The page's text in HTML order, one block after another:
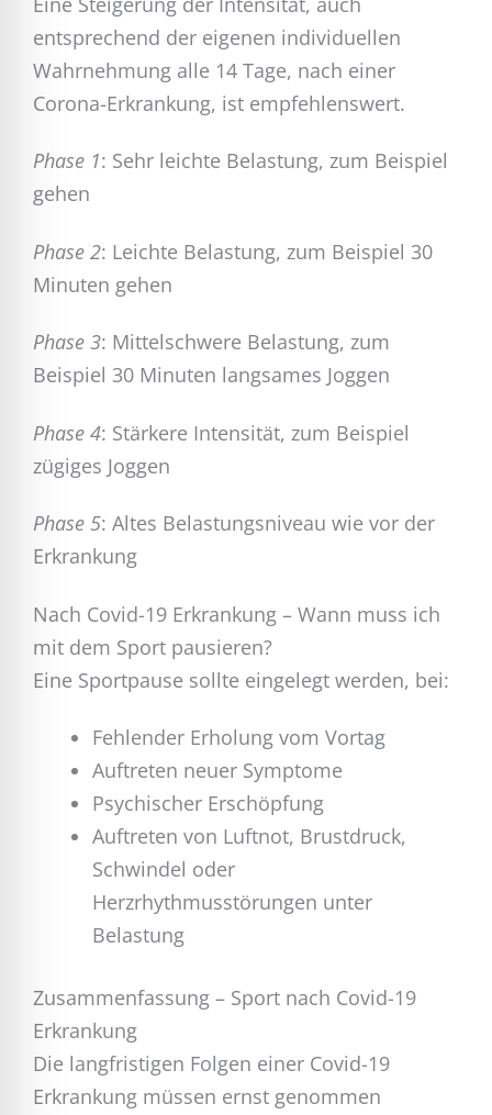
entsprechend der eigenen individuellen
Wahrnehmung alle 14 Tage, nach einer
Corona-Erkrankung, ist empfehlenswert.
Phase 1: Sehr leichte Belastung, zum Beispiel
gehen
Phase 2: Leichte Belastung, zum Beispiel 30
Minuten gehen
Phase 3: Mittelschwere Belastung, zum
Beispiel 30 Minuten langsames Joggen
Phase 4: Stärkere Intensität, zum Beispiel
zügiges Joggen
Phase 5: Altes Belastungsniveau wie vor der
Erkrankung
Nach Covid-19 Erkrankung – Wann muss ich
mit dem Sport pausieren?
Eine Sportpause sollte eingelegt werden, bei:
Fehlender Erholung vom Vortag
Auftreten neuer Symptome
Psychischer Erschöpfung
Auftreten von Luftnot, Brustdruck,
Schwindel oder
Herzrhythmusstörungen unter
Belastung
Zusammenfassung – Sport nach Covid-19
Erkrankung
Die langfristigen Folgen einer Covid-19
Erkrankung müssen ernst genommen